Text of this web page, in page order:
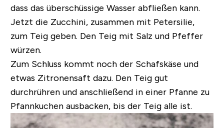
dass das überschüssige Wasser abfließen kann.
Jetzt die Zucchini, zusammen mit Petersilie,
zum Teig geben. Den Teig mit Salz und Pfeffer
würzen.
Zum Schluss kommt noch der Schafskäse und
etwas Zitronensaft dazu. Den Teig gut
durchrühren und anschließend in einer Pfanne zu
Pfannkuchen ausbacken, bis der Teig alle ist.